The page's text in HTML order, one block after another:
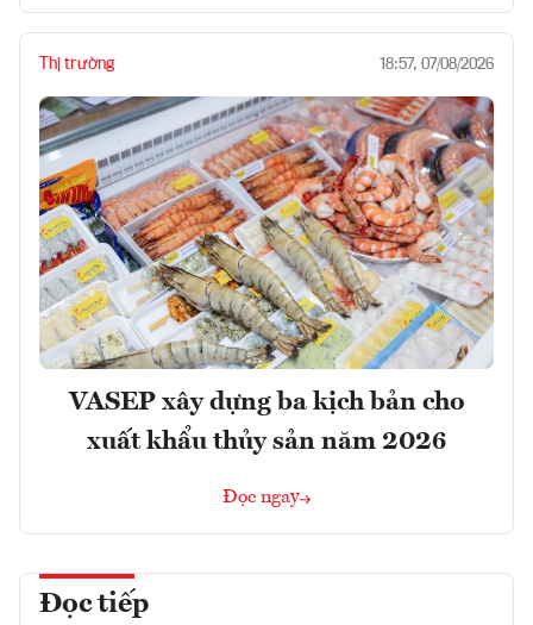
Thị trường 18:57, 07/08/2026
VASEP xây dựng ba kịch bản cho
xuất khẩu thủy sản năm 2026
Đọc ngay
Đọc tiếp